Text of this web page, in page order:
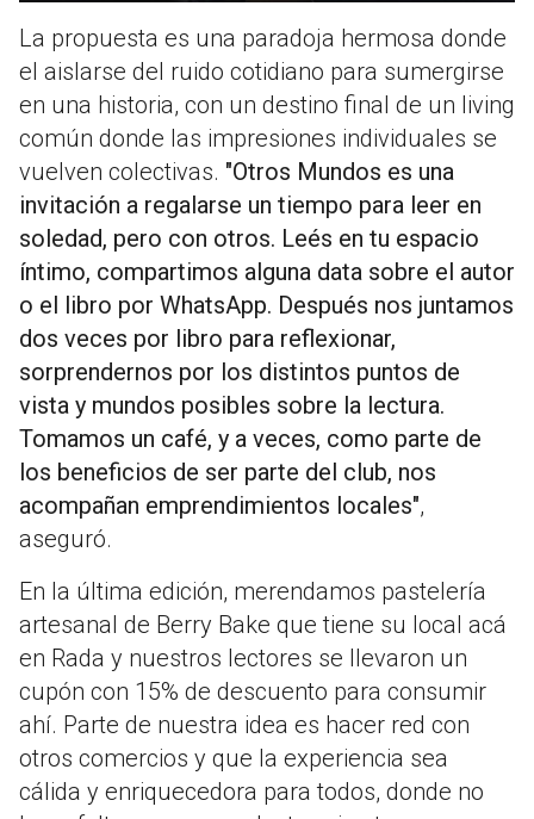
La propuesta es una paradoja hermosa donde
el aislarse del ruido cotidiano para sumergirse
en una historia, con un destino final de un living
común donde las impresiones individuales se
vuelven colectivas. "Otros Mundos es una
invitación a regalarse un tiempo para leer en
soledad, pero con otros. Leés en tu espacio
íntimo, compartimos alguna data sobre el autor
o el libro por WhatsApp. Después nos juntamos
dos veces por libro para reflexionar,
sorprendernos por los distintos puntos de
vista y mundos posibles sobre la lectura.
Tomamos un café, y a veces, como parte de
los beneficios de ser parte del club, nos
acompañan emprendimientos locales",
aseguró.
En la última edición, merendamos pastelería
artesanal de Berry Bake que tiene su local acá
en Rada y nuestros lectores se llevaron un
cupón con 15% de descuento para consumir
ahí. Parte de nuestra idea es hacer red con
otros comercios y que la experiencia sea
cálida y enriquecedora para todos, donde no